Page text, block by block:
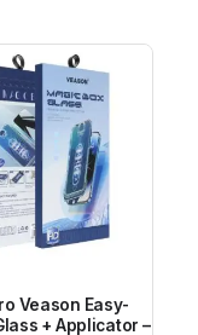
Veason Easy-
+ Applicator –